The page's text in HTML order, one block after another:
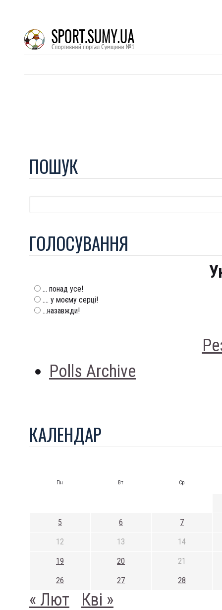
ПОШУК
ГОЛОСУВАННЯ
... понад усе!
.... у моєму серці!
...назавжди!
Polls Archive
КАЛЕНДАР
Пн Вт Ср
5 6 7
12 13 14
19 20 21
26 27 28
« Лют Кві »